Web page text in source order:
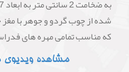
شده از چوب گردو و جوهر با
که مناسب تمامی مهره های
مشاهده